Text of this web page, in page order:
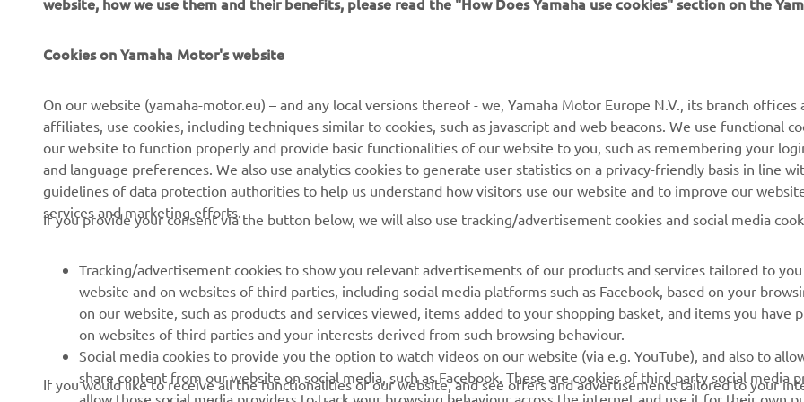
CORPORATE
Știri
Presă
Broșuri
Deveniți un dealer
Politica de bază privind
sustenabilitatea
Politica privind drepturile
omului
PENTRU BUSINESS
Autorități
Terenuri de golf
Primii respondenți
Școli de șoferi
Parteneriate
Informații tehnice pentru
distribuitorii
independenți
Yamalube Safety Data
Yamaha Music
Yamaha Motor Global
Aplicații mobile
Rezervați o întreținere
Contactați-ne
Gestionarea bateriilor
Cookies on Yamaha Motor's website
On our website (yamaha-motor.eu) – and any local versions thereof - we, Yamaha Motor Europe N.V., its branch offices
affiliates, use cookies, including techniques similar to cookies, such as javascript and web beacons. We use functional
our website to function properly and provide basic functionalities of our website to you, such as remembering your
and language preferences. We also use analytics cookies to generate user statistics on a privacy-friendly basis in line
guidelines of data protection authorities to help us understand how visitors use our website and to improve our
services and marketing efforts.
If you provide your consent via the button below, we will also use tracking/advertisement cookies and social media
Tracking/advertisement cookies to show you relevant advertisements of our products and services tailored to
website and on websites of third parties, including social media platforms such as Facebook, based on your
on our website, such as products and services viewed, items added to your shopping basket, and items you have
on websites of third parties and your interests derived from such browsing behaviour.
Social media cookies to provide you the option to watch videos on our website (via e.g. YouTube), and also to
share content from our website on social media, such as Facebook. These are cookies of third party social media
allow those social media providers to track your browsing behaviour across the internet and use it for their own
If you would like to receive all the functionalities of our website, and see offers and advertisements tailored to your